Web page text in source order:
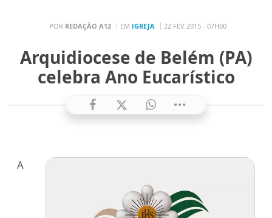
POR REDAÇÃO A12 EM IGREJA 22 FEV 2015 - 07H00
Arquidiocese de Belém (PA)
celebra Ano Eucarístico
A